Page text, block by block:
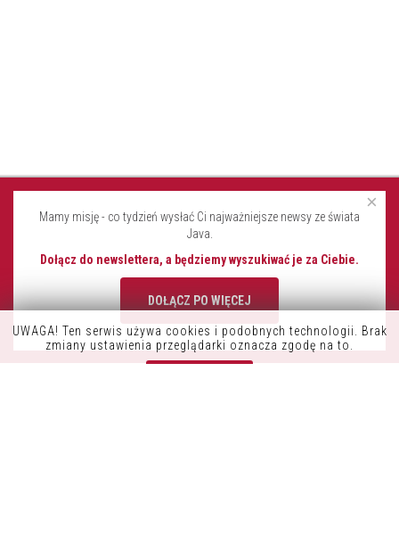
K9OFFICE
UWAGA! Ten serwis używa cookies i podobnych technologii. Brak
zmiany ustawienia przeglądarki oznacza zgodę na to.
×
Mamy misję - co tydzień wysłać Ci najważniejsze newsy ze świata
Java.
Dołącz do newslettera, a będziemy wyszukiwać je za Ciebie.
DOŁĄCZ PO WIĘCEJ